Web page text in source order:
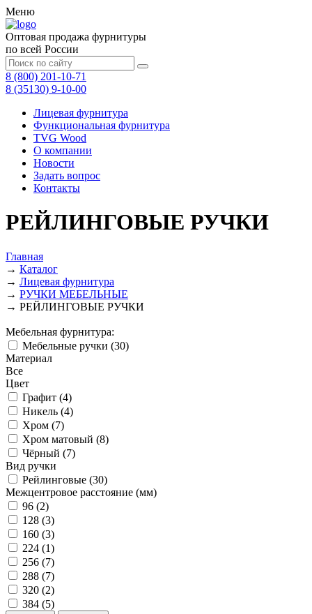
Меню
Оптовая продажа фурнитуры
по всей России
8 (800) 201-10-71
8 (35130) 9-10-00
Лицевая фурнитура
Функциональная фурнитура
TVG Wood
О компании
Новости
Задать вопрос
Контакты
РЕЙЛИНГОВЫЕ РУЧКИ
Главная
→ Каталог
→ Лицевая фурнитура
→ РУЧКИ МЕБЕЛЬНЫЕ
→ РЕЙЛИНГОВЫЕ РУЧКИ
Мебельная фурнитура:
Мебельные ручки (30)
Материал
Все
Цвет
Графит (4)
Никель (4)
Хром (7)
Хром матовый (8)
Чёрный (7)
Вид ручки
Рейлинговые (30)
Межцентровое расстояние (мм)
96 (2)
128 (3)
160 (3)
224 (1)
256 (7)
288 (7)
320 (2)
384 (5)